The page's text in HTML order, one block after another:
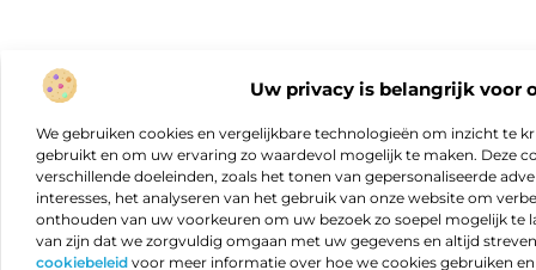
Uw privacy is belangrijk voor
We gebruiken cookies en vergelijkbare technologieën om inzicht te
gebruikt en om uw ervaring zo waardevol mogelijk te maken. Deze
verschillende doeleinden, zoals het tonen van gepersonaliseerde
interesses, het analyseren van het gebruik van onze website om
onthouden van uw voorkeuren om uw bezoek zo soepel mogelijk te
van zijn dat we zorgvuldig omgaan met uw gegevens en altijd
cookiebeleid voor meer informatie over hoe we cookies gebruiken